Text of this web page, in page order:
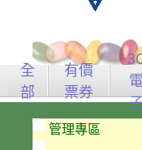
全
部
有價
票券
電
管理專區